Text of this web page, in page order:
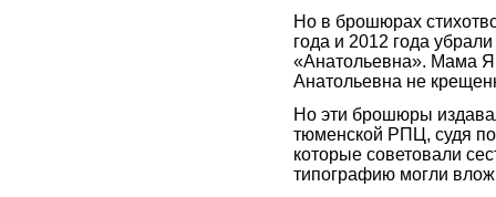
Но в брошюрах
года и 2012 года
«Анатольевна». Мама
Анатольевна не
Но эти брошюры
тюменской РПЦ, судя
которые советовали
типографию могли